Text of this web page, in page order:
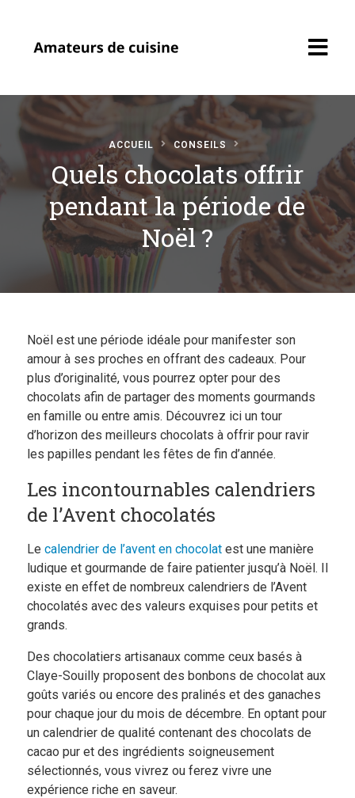
Accueil
Recettes
Cuisine
Boutique
Blog
ACCUEIL CONSEILS
Quels chocolats offrir
pendant la période de
Noël ?
Noël est une période idéale pour manifester son
amour à ses proches en offrant des cadeaux. Pour
plus d’originalité, vous pourrez opter pour des
chocolats afin de partager des moments gourmands
en famille ou entre amis. Découvrez ici un tour
d’horizon des meilleurs chocolats à offrir pour ravir
les papilles pendant les fêtes de fin d’année.
Les incontournables calendriers
de l’Avent chocolatés
Le calendrier de l’avent en chocolatest une manière
ludique et gourmande de faire patienter jusqu’à Noël. Il
existe en effet de nombreux calendriers de l’Avent
chocolatés avec des valeurs exquises pour petits et
grands.
Des chocolatiers artisanaux comme ceux basés à
Claye-Souilly proposent des bonbons de chocolat aux
goûts variés ou encore des pralinés et des ganaches
pour chaque jour du mois de décembre. En optant pour
un calendrier de qualité contenant des chocolats de
cacao pur et des ingrédients soigneusement
sélectionnés, vous vivrez ou ferez vivre une
expérience riche en saveur.